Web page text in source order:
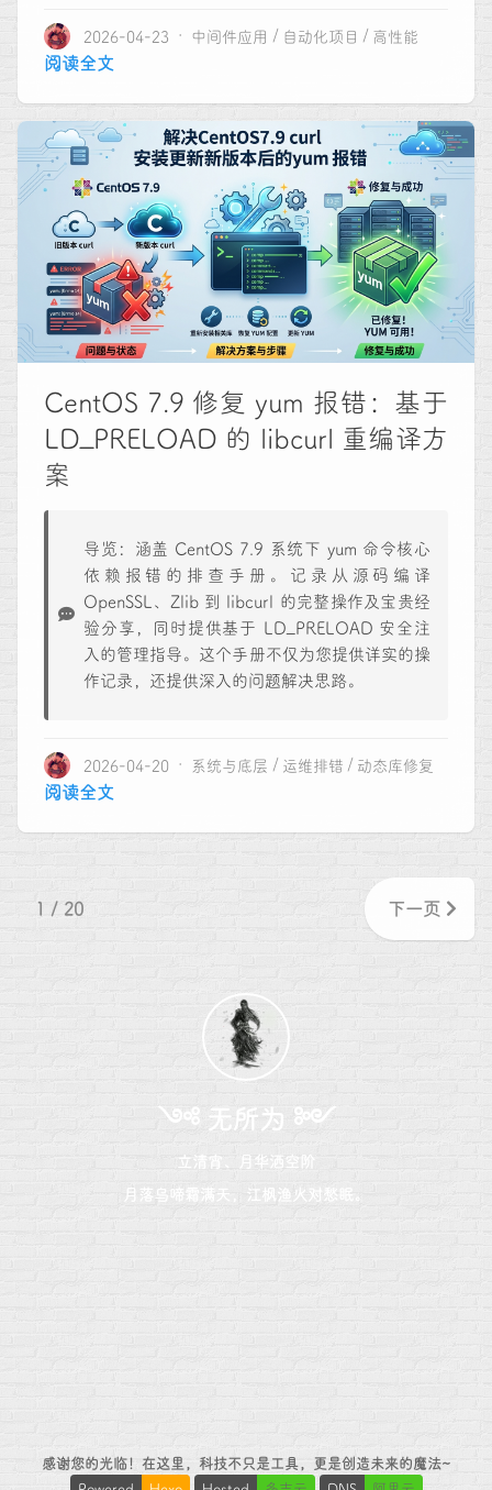
2026-04-23 中间件应用 自动化项目 高性能
阅读全文
CentOS 7.9 修复 yum 报错：基于
LD_PRELOAD 的 libcurl 重编译方
案
导览：涵盖 CentOS 7.9 系统下 yum 命令核心
依赖报错的排查手册。记录从源码编译
OpenSSL、Zlib 到 libcurl 的完整操作及宝贵经
验分享，同时提供基于 LD_PRELOAD 安全注
入的管理指导。这个手册不仅为您提供详实的操
作记录，还提供深入的问题解决思路。
2026-04-20 系统与底层 运维排错 动态库修复
阅读全文
1 / 20 下一页
༺ 无所为 ༻
立清宵、月华洒空阶
月落乌啼霜满天，江枫渔火对愁眠。
感谢您的光临！在这里，科技不只是工具，更是创造未来的魔法~